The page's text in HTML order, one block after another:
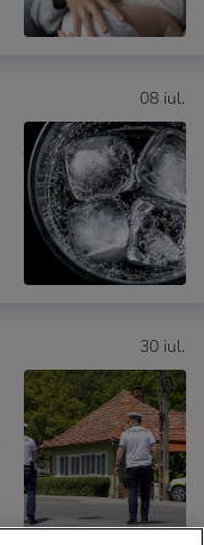
08 iul.
30 iul.